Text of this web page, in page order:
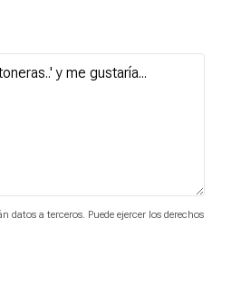
a terceros. Puede ejercer los derechos